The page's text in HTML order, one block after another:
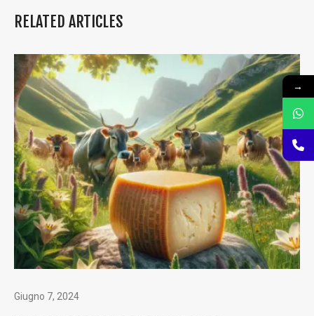
RELATED ARTICLES
Giugno 7, 2024
→